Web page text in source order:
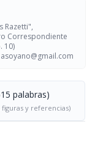
Razetti",
Correspondiente
10)
asoyano@gmail.com
palabras)
y referencias)